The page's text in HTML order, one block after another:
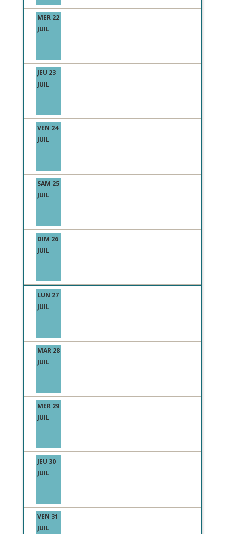
MER 22
JUIL
JEU 23
JUIL
VEN 24
JUIL
SAM 25
JUIL
DIM 26
JUIL
LUN 27
JUIL
MAR 28
JUIL
MER 29
JUIL
JEU 30
JUIL
VEN 31
JUIL